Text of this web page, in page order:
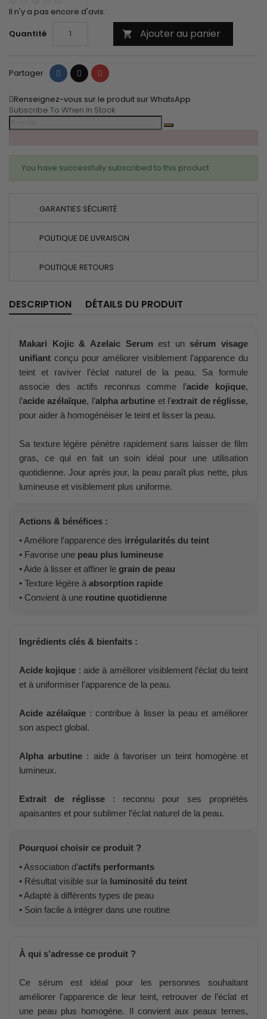
Il n'y a pas encore d'avis.
Quantité
 Ajouter au panier
Partager PartagerTweet Pinterest
Renseignez-vous sur le produit sur WhatsApp
Subscribe To When In Stock
You have successfully subscribed to this product
GARANTIES SÉCURITÉ
POLITIQUE DE LIVRAISON
POLITIQUE RETOURS
DESCRIPTION DÉTAILS DU PRODUIT
Makari Kojic & Azelaic Serumest un sérum visage
unifiant conçu pour améliorer visiblement l’apparence du
teint et raviver l’éclat naturel de la peau. Sa formule
associe des actifs reconnus comme l’acide kojique,
l’acide azélaïque, l’alpha arbutine et l’extrait de réglisse,
pour aider à homogénéiser le teint et lisser la peau.
Sa texture légère pénètre rapidement sans laisser de film
gras, ce qui en fait un soin idéal pour une utilisation
quotidienne. Jour après jour, la peau paraît plus nette, plus
lumineuse et visiblement plus uniforme.
Actions & bénéfices :
• Améliore l’apparence des irrégularités du teint
• Favorise une peau plus lumineuse
• Aide à lisser et affiner le grain de peau
• Texture légère à absorption rapide
• Convient à une routine quotidienne
Ingrédients clés & bienfaits :
Acide kojique : aide à améliorer visiblement l’éclat du teint
et à uniformiser l’apparence de la peau.
Acide azélaïque : contribue à lisser la peau et améliorer
son aspect global.
Alpha arbutine : aide à favoriser un teint homogène et
lumineux.
Extrait de réglisse : reconnu pour ses propriétés
apaisantes et pour sublimer l’éclat naturel de la peau.
Pourquoi choisir ce produit ?
• Association d’actifs performants
• Résultat visible sur la luminosité du teint
• Adapté à différents types de peau
• Soin facile à intégrer dans une routine
À qui s’adresse ce produit ?
Ce sérum est idéal pour les personnes souhaitant
améliorer l’apparence de leur teint, retrouver de l’éclat et
une peau plus homogène. Il convient aux peaux ternes,